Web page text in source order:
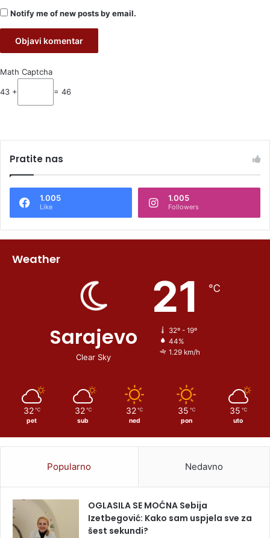
Notify me of new posts by email.
Math Captcha
43 + = 46
Pratite nas
1.005
Like
1.005
Followers
Weather
Sarajevo
Clear Sky
21 ℃
32º - 19º
44%
1.29 km/h
32 ℃
pet
32 ℃
sub
32 ℃
ned
35 ℃
pon
35 ℃
uto
Popularno Nedavno
OGLASILA SE MOĆNA Sebija
Izetbegović: Kako sam uspjela sve za
šest sekundi?